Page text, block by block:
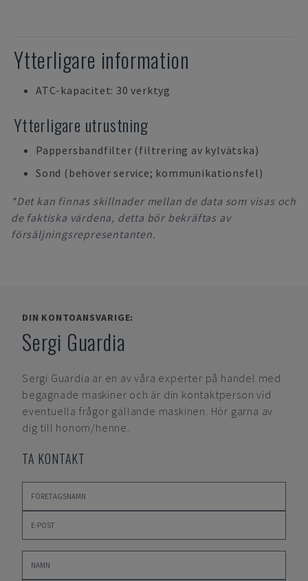
Ytterligare information
ATC-kapacitet: 30 verktyg
Ytterligare utrustning
Pappersbandfilter (filtrering av kylvätska)
Sond (behöver service; kommunikationsfel)
*Det kan finnas skillnader mellan de data som visas och
de faktiska värdena, detta bör bekräftas av
försäljningsrepresentanten.
DIN KONTOANSVARIGE:
Sergi Guardia
Sergi Guardia är en av våra experter på handel med
begagnade maskiner och är din kontaktperson vid
eventuella frågor gällande maskinen. Hör gärna av
dig till honom/henne.
TA KONTAKT